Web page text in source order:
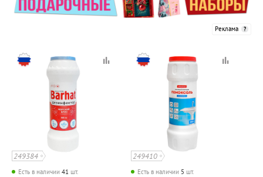
Реклама
249384
Есть в наличии 41 шт.
249410
Есть в наличии 5 шт.